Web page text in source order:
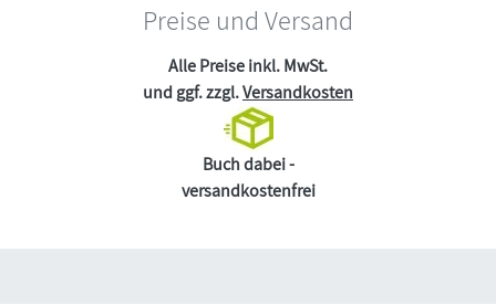
Preise und Versand
Alle Preise inkl. MwSt.
und ggf. zzgl.Versandkosten
Buch dabei -
versandkostenfrei